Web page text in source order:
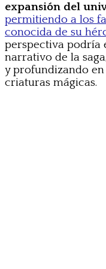
expansión del
permitiendo a los
conocida de su
perspectiva podría
narrativo de la
y profundizando
criaturas mágicas.